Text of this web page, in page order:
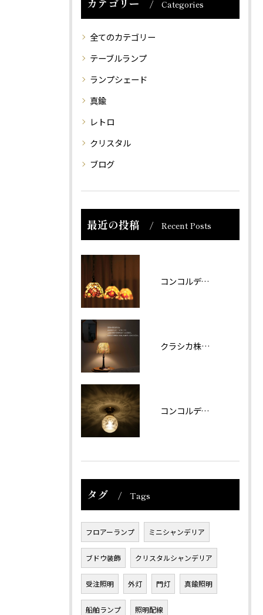
Categories
全てのカテゴリー
テーブルランプ
ランプシェード
真鍮
レトロ
クリスタル
ブログ
最近の投稿 Recent Posts
コンコルディア照明 販売について
クラシカ株式会社では夏期休業をいただきます。
コンコルディアのシリーズより天井灯です。
タグ Tags
フロアーランプ ミニシャンデリア
ブドウ装飾 クリスタルシャンデリア
受注照明 外灯 門灯 真鍮照明
船舶ランプ 照明配線